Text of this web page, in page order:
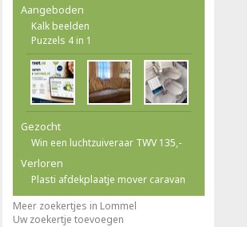
Aangeboden
Kalk beelden
Puzzels 4 in 1
Gezocht
Win een luchtzuiveraar TWV 135,-
Verloren
Plasti afdekplaatje mover caravan
Meer zoekertjes in Lommel
Uw zoekertje toevoegen